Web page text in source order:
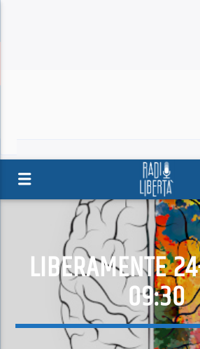
LIBERAMENTE
09:30